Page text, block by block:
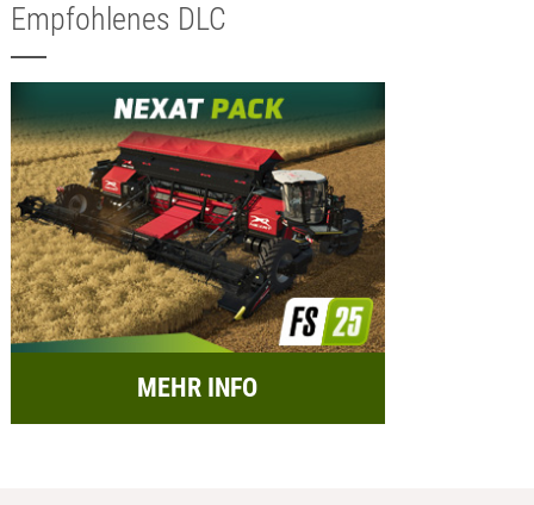
Empfohlenes DLC
MEHR INFO